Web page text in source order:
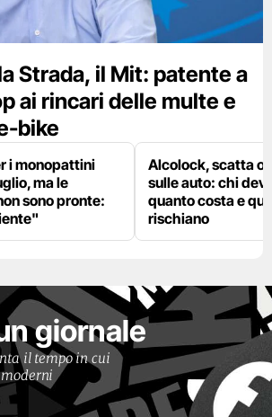
Strada, il Mit: patente a
ai rincari delle multe e
bike
i monopattini
ma le
sono pronte:
Alcolock, scatta
sulle auto: chi
quanto costa e
rischiano
giornale
il tempo in cui